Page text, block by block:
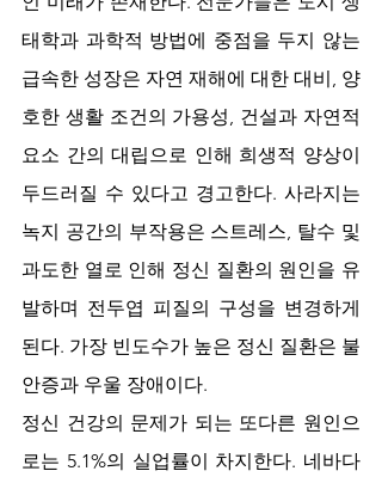
태학과 과학적 방법에 중점을 두지 않는
급속한 성장은 자연 재해에 대한 대비, 양
호한 생활 조건의 가용성, 건설과 자연적
요소 간의 대립으로 인해 희생적 양상이
두드러질 수 있다고 경고한다. 사라지는
녹지 공간의 부작용은 스트레스, 탈수 및
과도한 열로 인해 정신 질환의 원인을 유
발하며 전두엽 피질의 구성을 변경하게
된다. 가장 빈도수가 높은 정신 질환은 불
안증과 우울 장애이다.
정신 건강의 문제가 되는 또다른 원인으
로는 5.1%의 실업률이 차지한다. 네바다